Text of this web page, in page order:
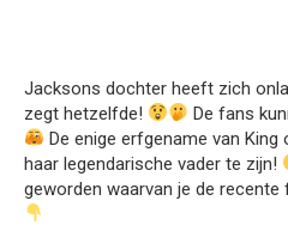
Jacksons dochter heeft zich
zegt hetzelfde!
De fans
De enige erfgename van
haar legendarische vader te zijn!
geworden waarvan je de recente